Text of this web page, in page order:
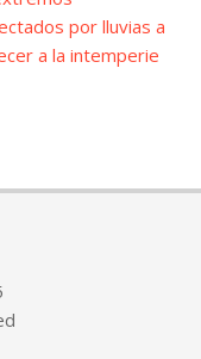
por lluvias a
a la intemperie